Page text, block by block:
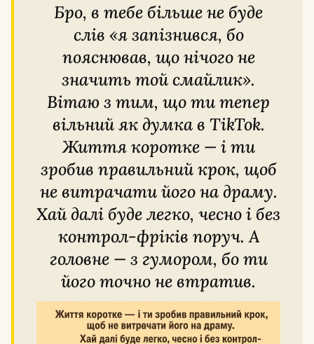
Бро, в тебе більше не буде
слів «я запізнився, бо
пояснював, що нічого не
значить той смайлик».
Вітаю з тим, що ти тепер
вільний як думка в TikTok.
Життя коротке — і ти
зробив правильний крок, щоб
не витрачати його на драму.
Хай далі буде легко, чесно і без
контрол-фріків поруч. А
головне — з гумором, бо ти
його точно не втратив.